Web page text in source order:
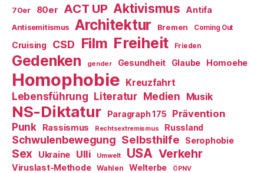
70er 80er ACT UP Aktivismus Antifa
Antisemitismus Architektur Bremen Coming Out
Cruising CSD Film Freiheit Frieden
Gedenken gender Gesundheit Glaube Homoehe
Homophobie Kreuzfahrt
Lebensführung Literatur Medien Musik
NS-Diktatur Paragraph 175
Prävention
Punk
Rassismus Rechtsextremismus Russland
Schwulenbewegung Selbsthilfe Serophobie
Sex Ukraine Ulli Umwelt USA Verkehr
Viruslast-Methode Wahlen Welterbe ÖPNV